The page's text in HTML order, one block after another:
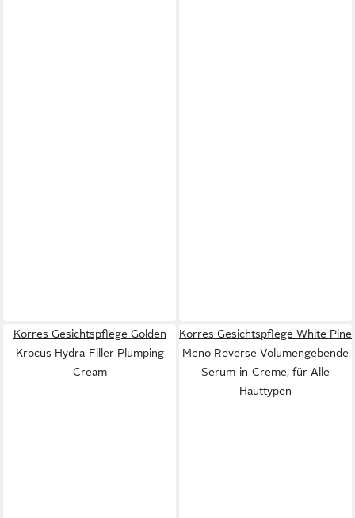
Korres Gesichtspflege Golden
Krocus Hydra-Filler Plumping
Cream
Korres Gesichtspflege White Pine
Meno Reverse Volumengebende
Serum-in-Creme, für Alle
Hauttypen